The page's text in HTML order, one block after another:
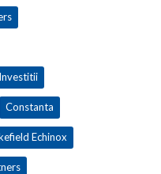
Constanta
Echinox